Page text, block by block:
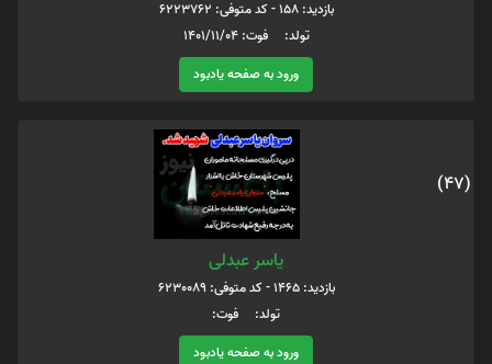
بازدید: 158 - کد متوفی: 6223762
تولد: فوت: 1401/11/04
ورود به صفحه یادبود
(47)
یاسر عبدلی
بازدید: 1465 - کد متوفی: 6230089
تولد: فوت:
ورود به صفحه یادبود